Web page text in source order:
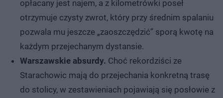
opłacany jest najem, a z kilometrówki poseł
otrzymuje czysty zwrot, który przy średnim spalaniu
pozwala mu jeszcze „zaoszczędzić” sporą kwotę na
każdym przejechanym dystansie.
Warszawskie absurdy. Choć rekordziści ze
Starachowic mają do przejechania konkretną trasę
do stolicy, w zestawieniach pojawiają się posłowie z